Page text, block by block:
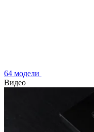
64 модели
Видео